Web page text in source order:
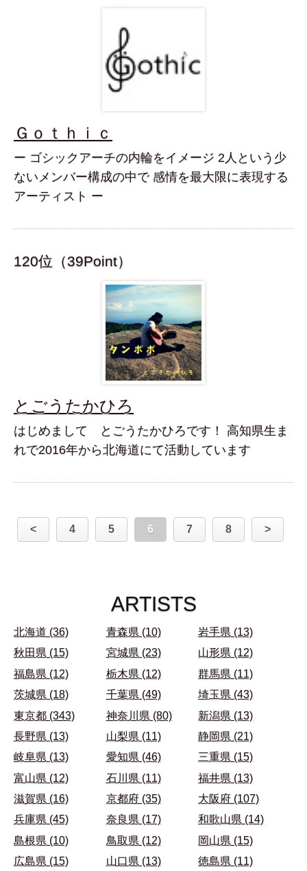
Ｇｏｔｈｉｃ
ー ゴシックアーチの内輪をイメージ 2人という少
ないメンバー構成の中で 感情を最大限に表現する
アーティスト ー
120位（39Point）
とごうたかひろ
はじめまして とごうたかひろです！ 高知県生ま
れで2016年から北海道にて活動しています
< 4 5 6 7 8 >
ARTISTS
北海道 (36) 青森県 (10)
岩手県 (13)
秋田県 (15)
宮城県 (23)
山形県 (12)
福島県 (12)
栃木県 (12)
群馬県 (11)
茨城県 (18)
千葉県 (49)
埼玉県 (43)
東京都 (343)
神奈川県 (80)
新潟県 (13)
長野県 (13)
山梨県 (11)
静岡県 (21)
岐阜県 (13)
愛知県 (46)
三重県 (15)
富山県 (12)
石川県 (11)
福井県 (13)
滋賀県 (16)
京都府 (35)
大阪府 (107)
兵庫県 (45)
奈良県 (17)
和歌山県 (14)
島根県 (10)
鳥取県 (12)
岡山県 (15)
広島県 (15)
山口県 (13)
徳島県 (11)